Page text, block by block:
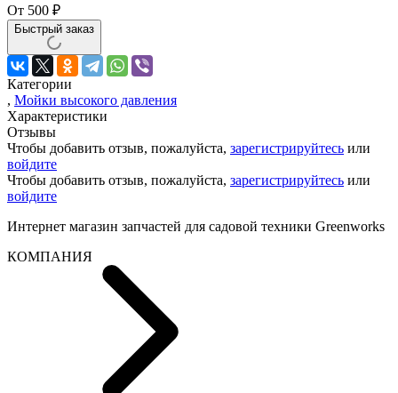
От 500 ₽
Быстрый заказ
Категории
, Мойки высокого давления
Характеристики
Отзывы
Чтобы добавить отзыв, пожалуйста, зарегистрируйтесь или
войдите
Чтобы добавить отзыв, пожалуйста, зарегистрируйтесь или
войдите
Интернет магазин запчастей для садовой техники Greenworks
КОМПАНИЯ